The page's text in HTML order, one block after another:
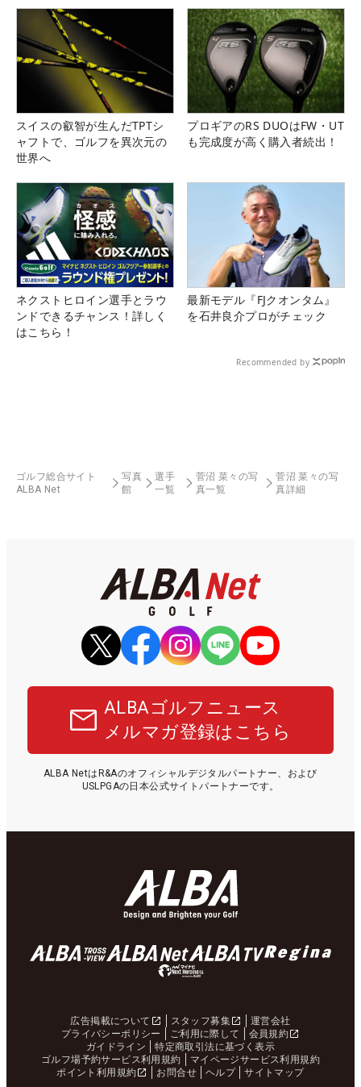
スイスの叡智が生んだTPTシ
ャフトで、ゴルフを異次元の
世界へ
プロギアのRS DUOはFW・UT
も完成度が高く購入者続出！
ネクストヒロイン選手とラウ
ンドできるチャンス！詳しく
はこちら！
最新モデル『FJクオンタム』
を石井良介プロがチェック
Recommended by
ゴルフ総合サイト
ALBA Net
写真
館
選手
一覧
菅沼 菜々の写
真一覧
菅沼 菜々の写
真詳細
ALBAゴルフニュース
メルマガ登録はこちら
ALBA NetはR&Aのオフィシャルデジタルパートナー、および
USLPGAの日本公式サイトパートナーです。
広告掲載について スタッフ募集
運営会社
プライバシーポリシー
ご利用に際して
会員規約
ガイドライン
特定商取引法に基づく表示
ゴルフ場予約サービス利用規約
マイページサービス利用規約
ポイント利用規約
お問合せ ヘルプ サイトマップ